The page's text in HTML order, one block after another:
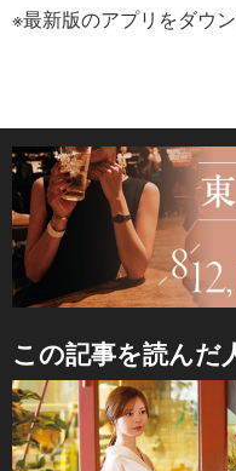
※最新版のアプリをダウ
この記事を読んだ